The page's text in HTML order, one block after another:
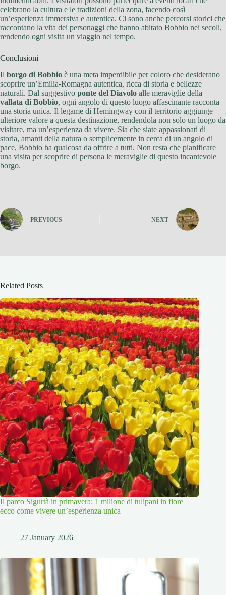
celebrano la cultura e le tradizioni della zona, facendo così
un’esperienza immersiva e autentica. Ci sono anche percorsi storici che
raccontano la vita dei personaggi che hanno abitato Bobbio nei secoli,
rendendo ogni visita un viaggio nel tempo.
Conclusioni
Il borgo di Bobbio è una meta imperdibile per coloro che desiderano
scoprire un’Emilia-Romagna autentica, ricca di storia e bellezze
naturali. Dal suggestivo ponte del Diavolo alle meraviglie della
vallata di Bobbio, ogni angolo di questo luogo affascinante racconta
una storia unica. Il legame di Hemingway con il territorio aggiunge
ulteriore valore a questa destinazione, rendendola non solo un luogo da
visitare, ma un’esperienza da vivere. Sia che siate appassionati di
storia, amanti della natura o semplicemente in cerca di un angolo di
pace, Bobbio ha qualcosa da offrire a tutti. Non resta che pianificare
una visita per scoprire di persona le meraviglie di questo incantevole
borgo.
PREVIOUS NEXT
Related Posts
Il parco Sigurtà in primavera: 1 milione di tulipani in fiore
ecco come vivere un’esperienza unica
27 January 2026